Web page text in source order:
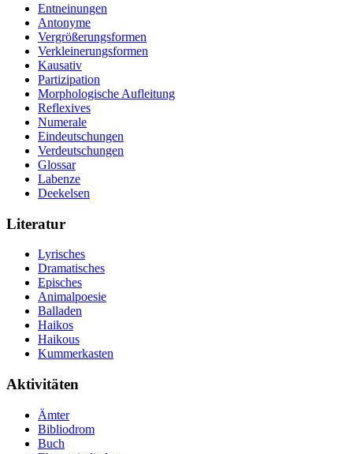
Entneinungen
Antonyme
Vergrößerungsformen
Verkleinerungsformen
Kausativ
Partizipation
Morphologische Aufleitung
Reflexives
Numerale
Eindeutschungen
Verdeutschungen
Glossar
Labenze
Deekelsen
Literatur
Lyrisches
Dramatisches
Episches
Animalpoesie
Balladen
Haikos
Haikous
Kummerkasten
Aktivitäten
Ämter
Bibliodrom
Buch